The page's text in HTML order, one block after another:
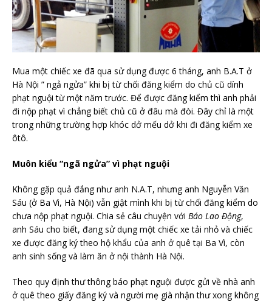
Mua một chiếc xe đã qua sử dụng được 6 tháng, anh B.A.T ở
Hà Nội ” ngả ngửa” khi bị từ chối đăng kiểm do chủ cũ dính
phạt nguội từ một năm trước. Để được đăng kiểm thì anh phải
đi nộp phạt vì chẳng biết chủ cũ ở đâu mà đòi. Đây chỉ là một
trong những trường hợp khóc dở mếu dở khi đi đăng kiểm xe
ôtô.
Muôn kiểu “ngã ngửa” vì phạt nguội
Không gặp quả đắng như anh N.A.T, nhưng anh Nguyễn Văn
Sáu (ở Ba Vì, Hà Nội) vẫn giật mình khi bị từ chối đăng kiểm do
chưa nộp phạt nguội. Chia sẻ câu chuyện với Báo Lao Động,
anh Sáu cho biết, đang sử dụng một chiếc xe tải nhỏ và chiếc
xe được đăng ký theo hộ khẩu của anh ở quê tại Ba Vì, còn
anh sinh sống và làm ăn ở nội thành Hà Nội.
Theo quy định thư thông báo phạt nguội được gửi về nhà anh
ở quê theo giấy đăng ký và người mẹ già nhận thư xong không